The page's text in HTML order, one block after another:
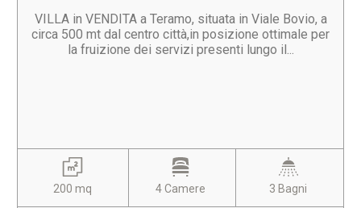
VILLA in VENDITA a Teramo, situata in Viale Bovio, a
circa 500 mt dal centro città,in posizione ottimale per
la fruizione dei servizi presenti lungo il...
200 mq 4 Camere 3 Bagni